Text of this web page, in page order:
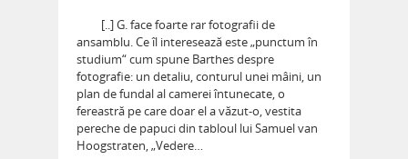
[..] G. face foarte rar fotografii de
ansamblu. Ce îl interesează este „punctum în
studium“ cum spune Barthes despre
fotografie: un detaliu, conturul unei mâini, un
plan de fundal al camerei întunecate, o
fereastră pe care doar el a văzut-o, vestita
pereche de papuci din tabloul lui Samuel van
Hoogstraten, „Vedere…